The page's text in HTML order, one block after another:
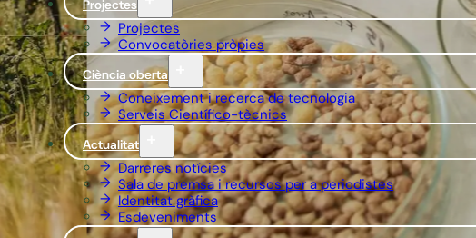
Projectes
Projectes
Convocatòries pròpies
Ciència oberta
Coneixement i recerca de tecnologia
Serveis Científico-tècnics
Actualitat
Darreres notícies
Sala de premsa i recursos per a periodistes
Identitat gràfica
Esdeveniments